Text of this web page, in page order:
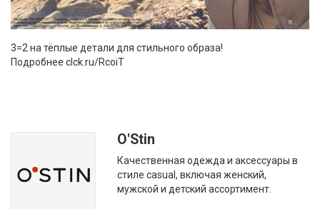
3=2 на тёплые детали для стильного образа!
Подробнее clck.ru/RcoiT
O'Stin
Качественная одежда и аксессуары в
стиле casual, включая женский,
мужской и детский ассортимент.